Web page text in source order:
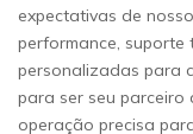
expectativas de
performance, suporte
personalizadas para
para ser seu
operação precisa